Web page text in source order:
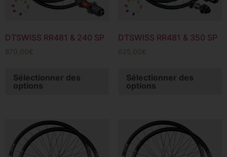
DTSWISS RR481 & 240 SP
870,00 €
Sélectionner des
options
DTSWISS RR481 & 350 SP
625,00 €
Sélectionner des
options